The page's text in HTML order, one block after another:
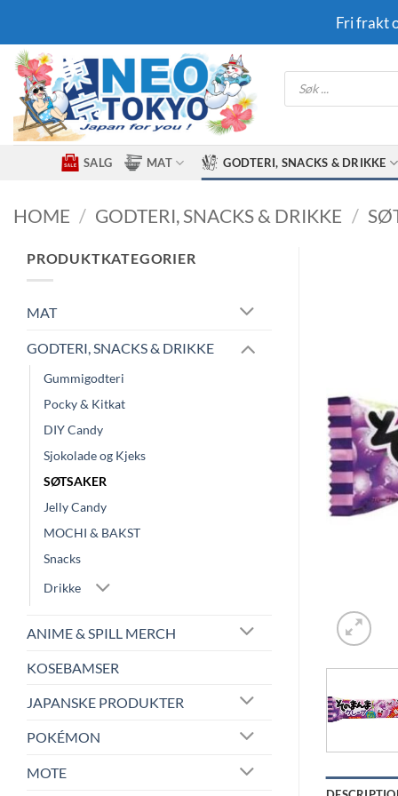
content
Fri frakt
Products
search
SALG MAT GODTERI, SNACKS & DRIKKE
HOME / GODTERI, SNACKS & DRIKKE /
PRODUKTKATEGORIER
MAT
GODTERI, SNACKS & DRIKKE
Gummigodteri
Pocky & Kitkat
DIY Candy
Sjokolade og Kjeks
SØTSAKER
Jelly Candy
MOCHI & BAKST
Snacks
Drikke
ANIME & SPILL MERCH
KOSEBAMSER
JAPANSKE PRODUKTER
POKÉMON
MOTE